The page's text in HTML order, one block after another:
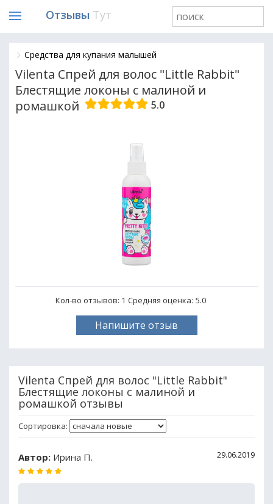
Отзывы Тут
Средства для купания малышей
Vilenta Спрей для волос "Little Rabbit"
Блестящие локоны с малиной и
ромашкой
5.0
Кол-во отзывов: 1 Средняя оценка: 5.0
Напишите отзыв
Vilenta Спрей для волос "Little Rabbit"
Блестящие локоны с малиной и
ромашкой отзывы
Сортировка:
Автор: Ирина П. 29.06.2019